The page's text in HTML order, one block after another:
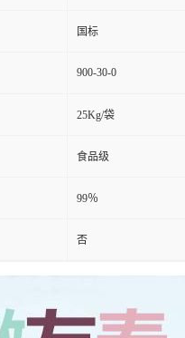
国标
900-30-0
25Kg/袋
食品级
99％
否